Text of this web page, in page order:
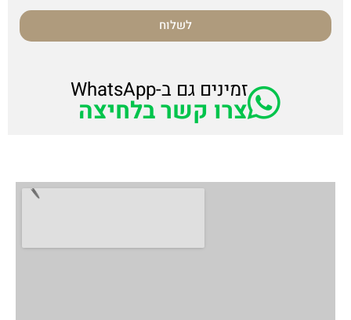
לשלוח
זמינים גם ב-WhatsApp
צרו קשר בלחיצה